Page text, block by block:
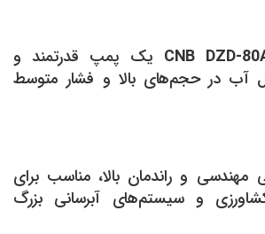
CNB DZD- یک پمپ قدرتمند و
آب در حجم‌های بالا و فشار متوسط
و راندمان بالا، مناسب برای
و سیستم‌های آبرسانی بزرگ